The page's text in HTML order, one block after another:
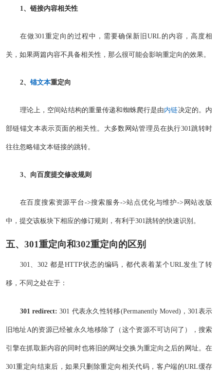
1、链接内容相关性
在做301重定向的过程中，需要确保新旧URL的内容，高度相
关，如果两篇内容不具备相关性，那么很可能会影响重定向的效果。
2、 锚文本重定向
理论上，空间站结构的重量传递和蜘蛛爬行是由内链决定的。内
部链锚文本表示页面的相关性。大多数网站管理员在执行301跳转时
往往忽略锚文本链接的跳转。
3、向百度提交修改规则
在百度搜索资源平台->搜索服务->站点优化与维护->网站改版
中，提交该板块下相应的修订规则，有利于301跳转的快速识别。
五、301重定向和302重定向的区别
301、302 都是HTTP状态的编码，都代表着某个URL发生了转
移，不同之处在于：
301 redirect: 301 代表永久性转移(Permanently Moved)，301表示
旧地址A的资源已经被永久地移除了（这个资源不可访问了），搜索
引擎在抓取新内容的同时也将旧的网址交换为重定向之后的网址。在
301重定向结束后，如果只删除重定向相关代码，客户端的URL缓存